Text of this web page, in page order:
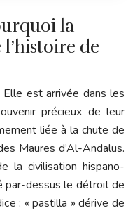
la
de
Elle est arrivée dans les
précieux de leur
liée à la chute de
Maures d’Al-Andalus.
la civilisation hispano-
par-dessus le détroit de
: « pastilla » dérive de